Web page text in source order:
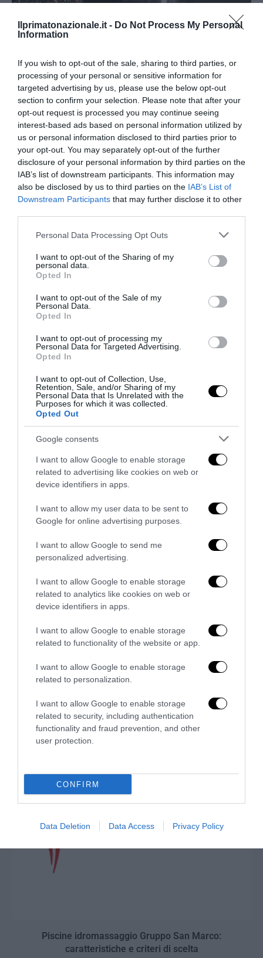
Ilprimatonazionale.it - Do Not Process My Personal
Information
If you wish to opt-out of the sale, sharing to third parties, or
processing of your personal or sensitive information for
targeted advertising by us, please use the below opt-out
section to confirm your selection. Please note that after your
opt-out request is processed you may continue seeing
interest-based ads based on personal information utilized by
us or personal information disclosed to third parties prior to
your opt-out. You may separately opt-out of the further
disclosure of your personal information by third parties on the
IAB’s list of downstream participants. This information may
also be disclosed by us to third parties on the IAB’s List of
Downstream Participants that may further disclose it to other
Please note that this website/app uses one or more Google
not limited to your visit or usage behaviour. You may click to
grant or deny consent to Google and its third-party tags to
use your data for below specified purposes in below Google
consent section.
Personal Data Processing Opt Outs
I want to opt-out of the Sharing of my
personal data.
Opted In
I want to opt-out of the Sale of my
Personal Data.
Opted In
I want to opt-out of processing my
Personal Data for Targeted Advertising.
Opted In
I want to opt-out of Collection, Use,
Retention, Sale, and/or Sharing of my
Personal Data that Is Unrelated with the
Purposes for which it was collected.
Opted Out
Google consents
I want to allow Google to enable storage
related to advertising like cookies on web or
device identifiers in apps.
I want to allow my user data to be sent to
Google for online advertising purposes.
I want to allow Google to send me
personalized advertising.
I want to allow Google to enable storage
related to analytics like cookies on web or
device identifiers in apps.
I want to allow Google to enable storage
related to functionality of the website or app.
I want to allow Google to enable storage
related to personalization.
I want to allow Google to enable storage
related to security, including authentication
functionality and fraud prevention, and other
user protection.
CONFIRM
Data Deletion Data Access Privacy Policy
per compattare gli scarti...
3 Agosto 2026
Arriva SEO SERP, la suite italiana che scrive contenuti
3 Agosto 2026
RFID e wearable tech: come la tecnologia sta
rivoluzionando la gestione degli eventi live
27 Luglio 2026
Armony Floor: esperienza, organizzazione e una
proposta costruita intorno a ogni progetto
Piscine idromassaggio Gruppo San Marco:
caratteristiche e criteri di scelta